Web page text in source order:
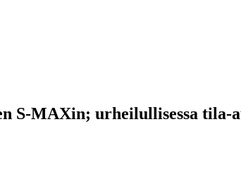
S-MAXin; urheilullisessa tila-